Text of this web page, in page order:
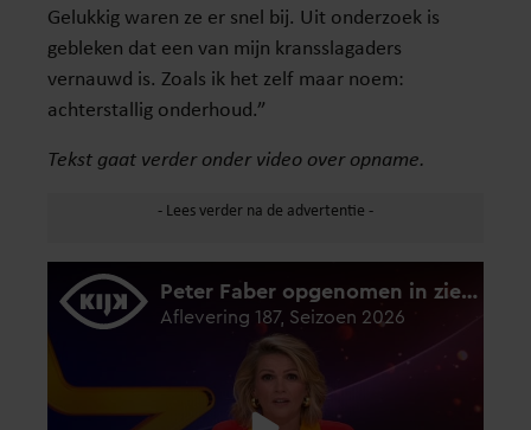
Gelukkig waren ze er snel bij. Uit onderzoek is
gebleken dat een van mijn kransslagaders
vernauwd is. Zoals ik het zelf maar noem:
achterstallig onderhoud.”
Tekst gaat verder onder video over opname.